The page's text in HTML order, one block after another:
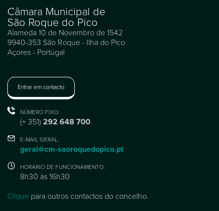
Câmara Municipal de
São Roque do Pico
Alameda 10 de Novembro de 1542
9940-353 São Roque - Ilha do Pico
Açores - Portugal
Entrar em contacto
NÚMERO FIXO:
(+ 351) 292 648 700
E-MAIL GERAL:
geral@cm-saoroquedopico.pt
HORÁRIO DE FUNCIONAMENTO:
8h30 às 16h30
Clique para outros contactos do concelho.